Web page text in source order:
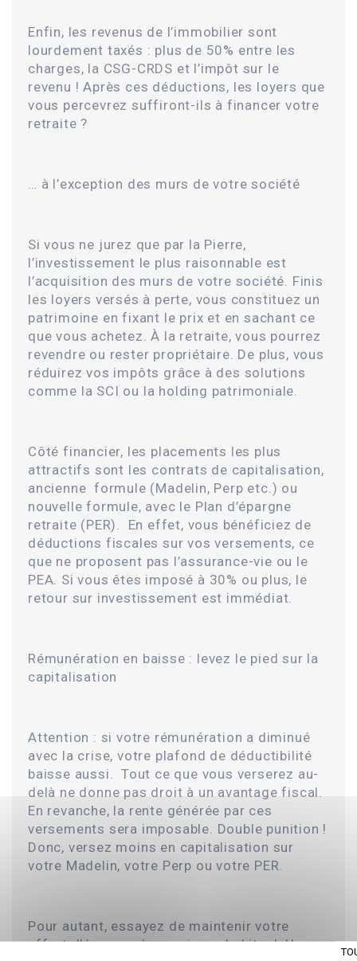
Enfin, les revenus de l’immobilier sont
lourdement taxés : plus de 50% entre les
charges, la CSG-CRDS et l’impôt sur le
revenu ! Après ces déductions, les loyers que
vous percevrez suffiront-ils à financer votre
retraite ?
… à l’exception des murs de votre société
Si vous ne jurez que par la Pierre,
l’investissement le plus raisonnable est
l’acquisition des murs de votre société. Finis
les loyers versés à perte, vous constituez un
patrimoine en fixant le prix et en sachant ce
que vous achetez. À la retraite, vous pourrez
revendre ou rester propriétaire. De plus, vous
réduirez vos impôts grâce à des solutions
comme la SCI ou la holding patrimoniale.
Côté financier, les placements les plus
attractifs sont les contrats de capitalisation,
ancienne formule (Madelin, Perp etc.) ou
nouvelle formule, avec le Plan d’épargne
retraite (PER). En effet, vous bénéficiez de
déductions fiscales sur vos versements, ce
que ne proposent pas l’assurance-vie ou le
PEA. Si vous êtes imposé à 30% ou plus, le
retour sur investissement est immédiat.
Rémunération en baisse : levez le pied sur la
capitalisation
Attention : si votre rémunération a diminué
avec la crise, votre plafond de déductibilité
baisse aussi. Tout ce que vous verserez au-
delà ne donne pas droit à un avantage fiscal.
En revanche, la rente générée par ces
versements sera imposable. Double punition !
Donc, versez moins en capitalisation sur
votre Madelin, votre Perp ou votre PER.
Pour autant, essayez de maintenir votre
effort d’épargne à son niveau habituel. Une